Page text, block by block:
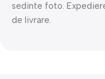
sedinte foto.
de livrare.